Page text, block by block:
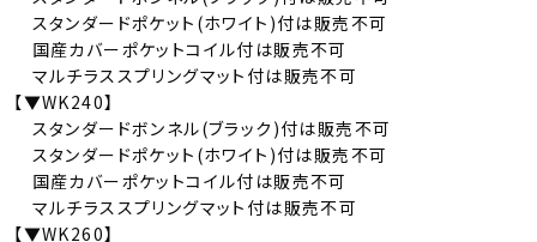
スタンダードポケット(ホワイト)付は販売不可
国産カバーポケットコイル付は販売不可
マルチラススプリングマット付は販売不可
【▼WK240】
スタンダードボンネル(ブラック)付は販売不可
スタンダードポケット(ホワイト)付は販売不可
国産カバーポケットコイル付は販売不可
マルチラススプリングマット付は販売不可
【▼WK260】